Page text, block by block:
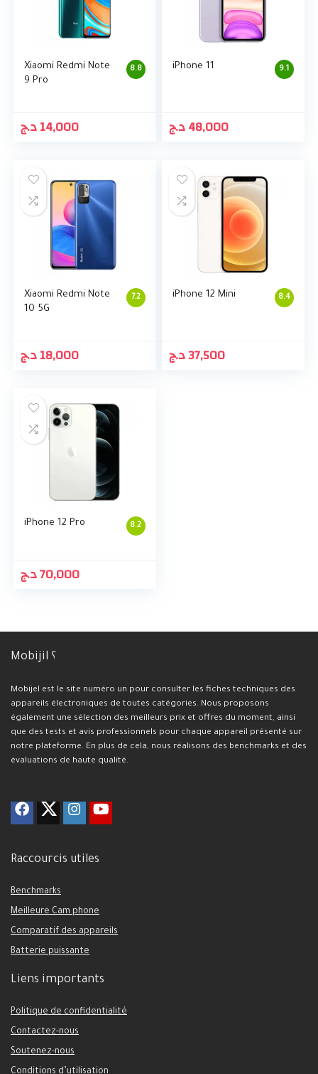
8.8
Xiaomi Redmi Note
9 Pro
14,000د.ج
9.1
iPhone 11
48,000د.ج
7.2
Xiaomi Redmi Note
10 5G
18,000د.ج
8.4
iPhone 12 Mini
37,500د.ج
8.2
iPhone 12 Pro
70,000د.ج
Mobijil ؟
Mobijel est le site numéro un pour consulter les fiches techniques des
appareils électroniques de toutes catégories. Nous proposons
également une sélection des meilleurs prix et offres du moment, ainsi
que des tests et avis professionnels pour chaque appareil présenté sur
notre plateforme. En plus de cela, nous réalisons des benchmarks et des
évaluations de haute qualité.
Raccourcis utiles
Benchmarks
Meilleure Cam phone
Comparatif des appareils
Batterie puissante
Liens importants
Politique de confidentialité
Contactez-nous
Soutenez-nous